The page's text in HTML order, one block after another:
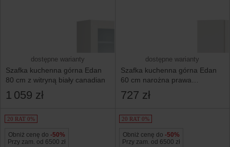
dostępne warianty
Szafka kuchenna górna Edan
80 cm z witryną biały canadian
1 059 zł
dostępne warianty
Szafka kuchenna górna Edan
60 cm narożna prawa
biały canadian
727 zł
20 RAT 0%
Obniż cenę do -50%
Przy zam. od 6500 zł
20 RAT 0%
Obniż cenę do -50%
Przy zam. od 6500 zł